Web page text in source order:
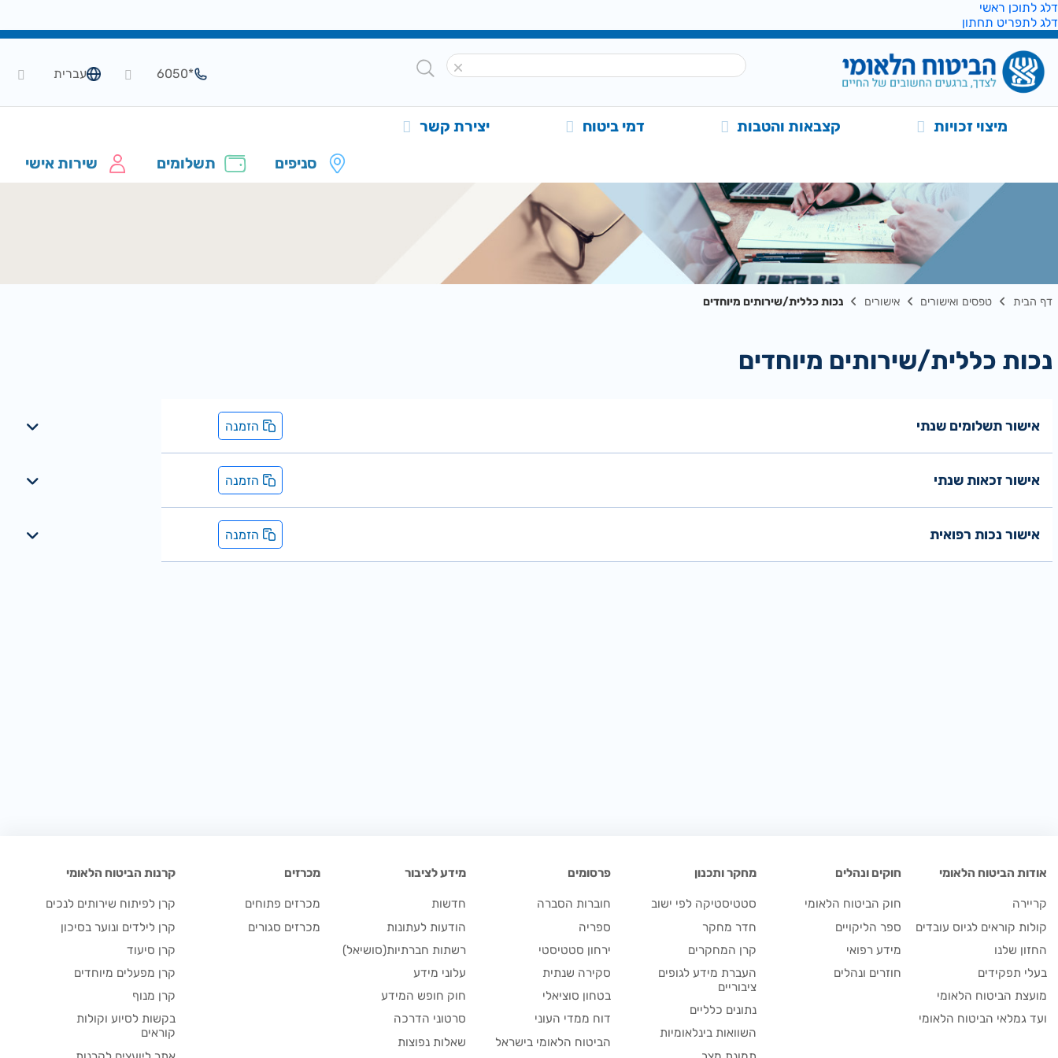
דלג לתוכן ראשי
דלג לתפריט תחתון
עברית *6050
מיצוי זכויות קצבאות והטבות דמי ביטוח יצירת קשר
סניפים תשלומים שירות אישי
דף הבית טפסים ואישורים אישורים נכות כללית/שירותים מיוחדים
נכות כללית/שירותים מיוחדים
אישור תשלומים שנתי
אישור זכאות שנתי
אישור נכות רפואית
אודות הביטוח הלאומי
קריירה
קולות קוראים לגיוס עובדים
החזון שלנו
בעלי תפקידים
מועצת הביטוח הלאומי
ועד גמלאי הביטוח הלאומי
חוקים ונהלים
חוק הביטוח הלאומי
ספר הליקויים
מידע רפואי
חוזרים ונהלים
מחקר ותכנון
סטטיסטיקה לפי ישוב
חדר מחקר
קרן המחקרים
העברת מידע לגופים
ציבוריים
נתונים כלליים
השוואות בינלאומיות
פרסומים
חוברות הסברה
ספריה
ירחון סטטיסטי
סקירה שנתית
בטחון סוציאלי
דוח ממדי העוני
הביטוח הלאומי בישראל
מידע לציבור
חדשות
הודעות לעתונות
רשתות חברתיות(סושיאל)
עלוני מידע
חוק חופש המידע
סרטוני הדרכה
שאלות נפוצות
מכרזים
מכרזים פתוחים
מכרזים סגורים
קרנות הביטוח הלאומי
קרן לפיתוח שירותים לנכים
קרן לילדים ונוער בסיכון
קרן סיעוד
קרן מפעלים מיוחדים
קרן מנוף
בקשות לסיוע וקולות
קוראים